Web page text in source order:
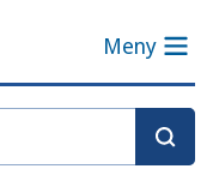
Meny